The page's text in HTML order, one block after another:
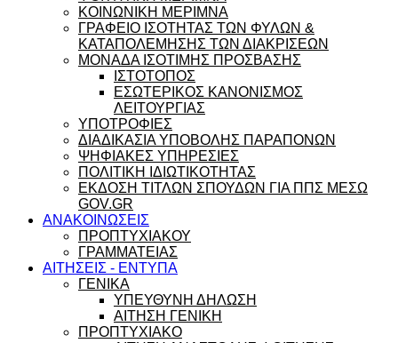
ΚΟΙΝΩΝΙΚΗ ΜΕΡΙΜΝΑ
ΓΡΑΦΕΙΟ ΙΣΟΤΗΤΑΣ ΤΩΝ ΦΥΛΩΝ &
ΚΑΤΑΠΟΛΕΜΗΣΗΣ ΤΩΝ ΔΙΑΚΡΙΣΕΩΝ
ΜΟΝΑΔΑ ΙΣΟΤΙΜΗΣ ΠΡΟΣΒΑΣΗΣ
ΙΣΤΟΤΟΠΟΣ
ΕΣΩΤΕΡΙΚΟΣ ΚΑΝΟΝΙΣΜΟΣ
ΛΕΙΤΟΥΡΓΙΑΣ
ΥΠΟΤΡΟΦΙΕΣ
ΔΙΑΔΙΚΑΣΙΑ ΥΠΟΒΟΛΗΣ ΠΑΡΑΠΟΝΩΝ
ΨΗΦΙΑΚΕΣ ΥΠΗΡΕΣΙΕΣ
ΠΟΛΙΤΙΚΗ ΙΔΙΩΤΙΚΟΤΗΤΑΣ
ΕΚΔΟΣΗ ΤΙΤΛΩΝ ΣΠΟΥΔΩΝ ΓΙΑ ΠΠΣ ΜΕΣΩ
GOV.GR
ΑΝΑΚΟΙΝΩΣΕΙΣ
ΠΡΟΠΤΥΧΙΑΚΟΥ
ΓΡΑΜΜΑΤΕΙΑΣ
ΑΙΤΗΣΕΙΣ - ΕΝΤΥΠΑ
ΓΕΝΙΚΑ
ΥΠΕΥΘΥΝΗ ΔΗΛΩΣΗ
ΑΙΤΗΣΗ ΓΕΝΙΚΗ
ΠΡΟΠΤΥΧΙΑΚΟ